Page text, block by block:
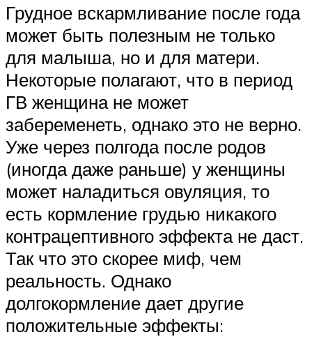
Грудное вскармливание после года
может быть полезным не только
для малыша, но и для матери.
Некоторые полагают, что в период
ГВ женщина не может
забеременеть, однако это не верно.
Уже через полгода после родов
(иногда даже раньше) у женщины
может наладиться овуляция, то
есть кормление грудью никакого
контрацептивного эффекта не даст.
Так что это скорее миф, чем
реальность. Однако
долгокормление дает другие
положительные эффекты: